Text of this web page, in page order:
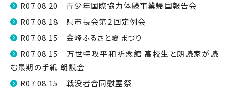
R07.08.20 青少年国際協力体験事業帰国報告会
R07.08.18 県市長会第２回定例会
R07.08.15 金峰ふるさと夏まつり
R07.08.15 万世特攻平和祈念館 高校生と朗読家が読
む最期の手紙 朗読会
R07.08.15 戦没者合同慰霊祭